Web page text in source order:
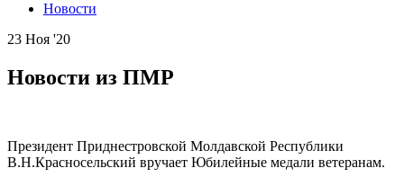
Новости
23 Ноя '20
Новости из ПМР
Президент Приднестровской Молдавской Республики
В.Н.Красносельский вручает Юбилейные медали ветеранам.